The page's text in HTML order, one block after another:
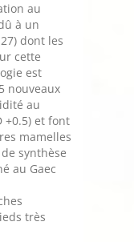
au
à un
dont les
cette
est
nouveaux
au
+0.5) et font
mamelles
synthèse
au Gaec
très